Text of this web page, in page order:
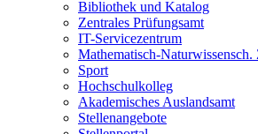
Bibliothek und Katalog
Zentrales Prüfungsamt
IT-Servicezentrum
Mathematisch-Naturwissensch.
Sport
Hochschulkolleg
Akademisches Auslandsamt
Stellenangebote